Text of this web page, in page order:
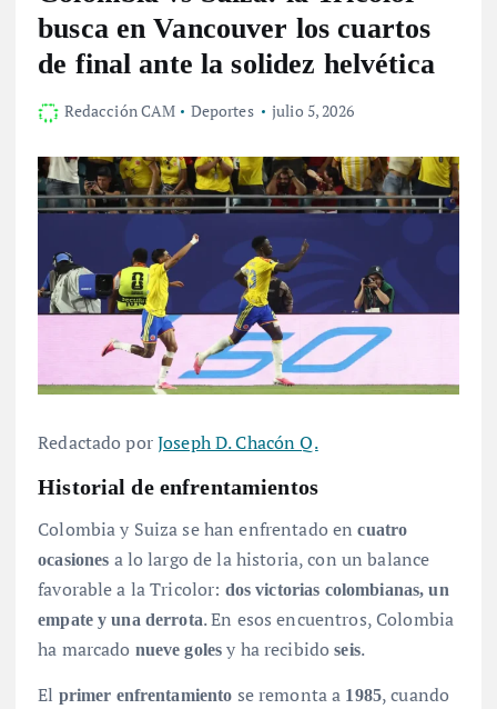
busca en Vancouver los cuartos
de final ante la solidez helvética
Redacción CAM Deportes julio 5, 2026
Redactado porJoseph D. Chacón Q.
Historial de enfrentamientos
Colombia y Suiza se han enfrentado encuatro
ocasiones a lo largo de la historia, con un balance
favorable a la Tricolor: dos victorias colombianas, un
empate y una derrota. En esos encuentros, Colombia
ha marcado nueve goles y ha recibidoseis.
El primer enfrentamiento se remonta a 1985, cuando